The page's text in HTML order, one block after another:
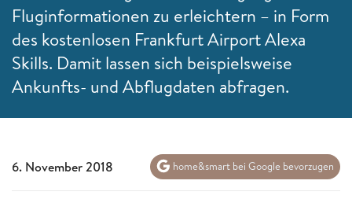
Fluginformationen zu erleichtern – in Form
des kostenlosen Frankfurt Airport Alexa
Skills. Damit lassen sich beispielsweise
Ankunfts- und Abflugdaten abfragen.
6. November 2018 home&smart bei Google bevorzugen